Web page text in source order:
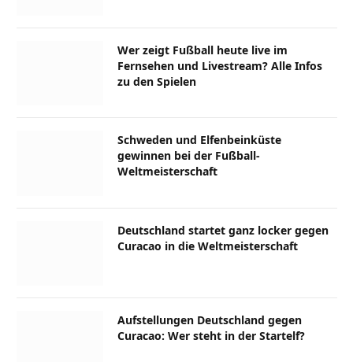
Wer zeigt Fußball heute live im
Fernsehen und Livestream? Alle Infos
zu den Spielen
Schweden und Elfenbeinküste
gewinnen bei der Fußball-
Weltmeisterschaft
Deutschland startet ganz locker gegen
Curacao in die Weltmeisterschaft
Aufstellungen Deutschland gegen
Curacao: Wer steht in der Startelf?